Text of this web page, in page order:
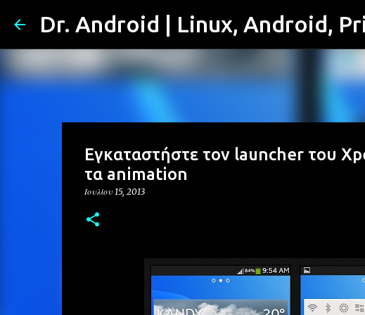
Dr. Android | Linux, Android,
Εγκαταστήστε τον launcher του
τα animation
Ιουλίου 15, 2013